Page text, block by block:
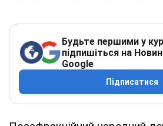
Будьте першими у
підпишіться на
Google
Підписатися